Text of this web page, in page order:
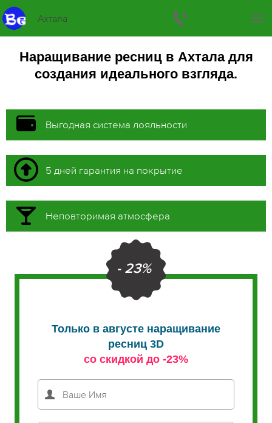
Ахтала
Наращивание ресниц в Ахтала для
создания идеального взгляда.
Выгодная система лояльности
5 дней гарантия на покрытие
Неповторимая атмосфера
- 23%
Только в августе наращивание
ресниц 3D
со скидкой до -23%